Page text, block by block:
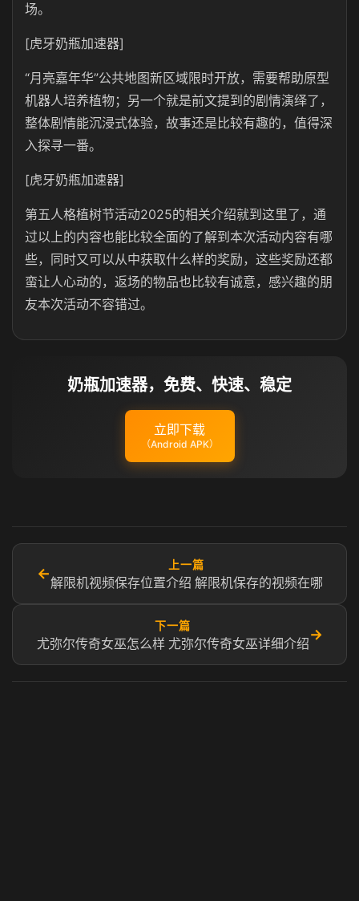
场。
[虎牙奶瓶加速器]
“月亮嘉年华”公共地图新区域限时开放，需要帮助原型
机器人培养植物；另一个就是前文提到的剧情演绎了，
整体剧情能沉浸式体验，故事还是比较有趣的，值得深
入探寻一番。
[虎牙奶瓶加速器]
第五人格植树节活动2025的相关介绍就到这里了，通
过以上的内容也能比较全面的了解到本次活动内容有哪
些，同时又可以从中获取什么样的奖励，这些奖励还都
蛮让人心动的，返场的物品也比较有诚意，感兴趣的朋
友本次活动不容错过。
奶瓶加速器，免费、快速、稳定
立即下载
（Android APK）
←
上一篇
解限机视频保存位置介绍 解限机保存的视频在哪
下一篇
尤弥尔传奇女巫怎么样 尤弥尔传奇女巫详细介绍
→